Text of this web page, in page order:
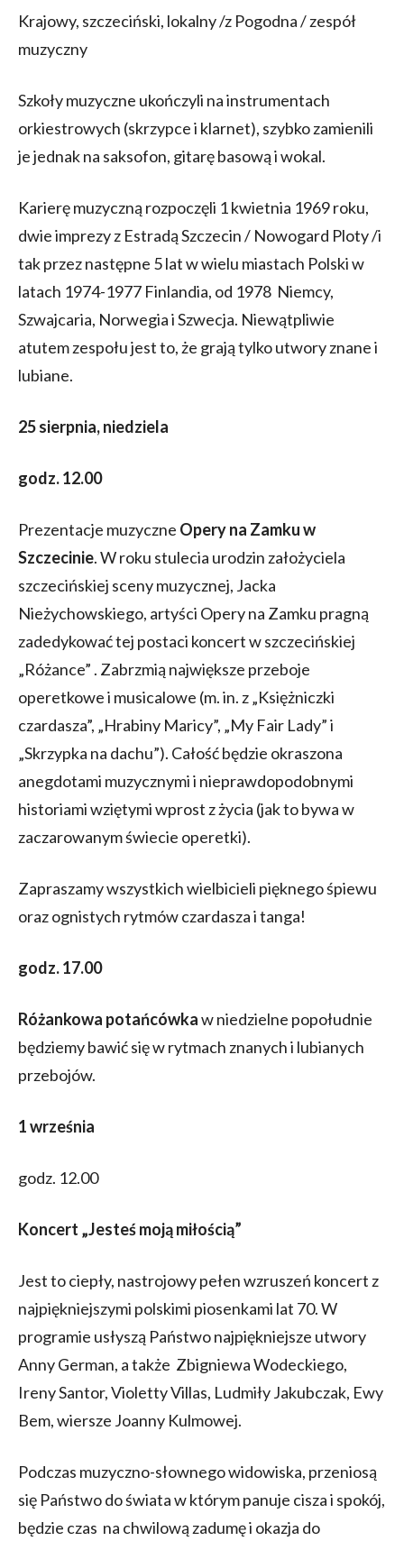
Krajowy, szczeciński, lokalny /z Pogodna / zespół
muzyczny
Szkoły muzyczne ukończyli na instrumentach
orkiestrowych (skrzypce i klarnet), szybko zamienili
je jednak na saksofon, gitarę basową i wokal.
Karierę muzyczną rozpoczęli 1 kwietnia 1969 roku,
dwie imprezy z Estradą Szczecin / Nowogard Ploty /i
tak przez następne 5 lat w wielu miastach Polski w
latach 1974-1977 Finlandia, od 1978 Niemcy,
Szwajcaria, Norwegia i Szwecja. Niewątpliwie
atutem zespołu jest to, że grają tylko utwory znane i
lubiane.
25 sierpnia, niedziela
godz. 12.00
Prezentacje muzyczne Opery na Zamku w
Szczecinie. W roku stulecia urodzin założyciela
szczecińskiej sceny muzycznej, Jacka
Nieżychowskiego, artyści Opery na Zamku pragną
zadedykować tej postaci koncert w szczecińskiej
„Różance” . Zabrzmią największe przeboje
operetkowe i musicalowe (m. in. z „Księżniczki
czardasza”, „Hrabiny Maricy”, „My Fair Lady” i
„Skrzypka na dachu”). Całość będzie okraszona
anegdotami muzycznymi i nieprawdopodobnymi
historiami wziętymi wprost z życia (jak to bywa w
zaczarowanym świecie operetki).
Zapraszamy wszystkich wielbicieli pięknego śpiewu
oraz ognistych rytmów czardasza i tanga!
godz. 17.00
Różankowa potańcówkaw niedzielne popołudnie
będziemy bawić się w rytmach znanych i lubianych
przebojów.
1 września
godz. 12.00
Koncert „Jesteś moją miłością”
Jest to ciepły, nastrojowy pełen wzruszeń koncert z
najpiękniejszymi polskimi piosenkami lat 70. W
programie usłyszą Państwo najpiękniejsze utwory
Anny German, a także Zbigniewa Wodeckiego,
Ireny Santor, Violetty Villas, Ludmiły Jakubczak, Ewy
Bem, wiersze Joanny Kulmowej.
Podczas muzyczno-słownego widowiska, przeniosą
się Państwo do świata w którym panuje cisza i spokój,
będzie czas na chwilową zadumę i okazja do